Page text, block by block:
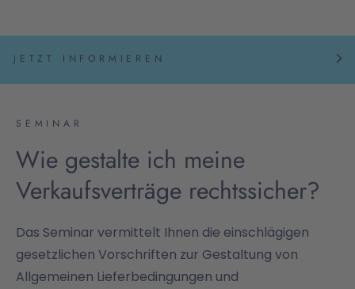
JETZT INFORMIEREN
SEMINAR
Wie gestalte ich meine
Verkaufsverträge rechtssicher?
Das Seminar vermittelt Ihnen die einschlägigen
gesetzlichen Vorschriften zur Gestaltung von
Allgemeinen Lieferbedingungen und